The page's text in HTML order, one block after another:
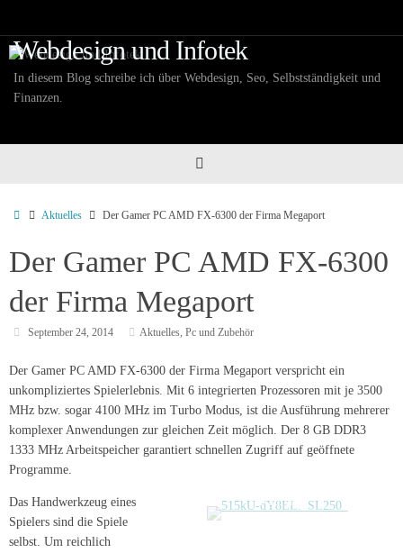
springen
Webdesign und Infotek
In diesem Blog schreibe ich über Webdesign, Seo, Selbstständigkeit und
Finanzen.
StartAktuelles Der Gamer PC AMD FX-6300 der Firma Megaport
Der Gamer PC AMD FX-6300
der Firma Megaport
September 24, 2014 Aktuelles,Pc und Zubehör
Der Gamer PC AMD FX-6300 der Firma Megaport verspricht ein
unkompliziertes Spielerlebnis. Mit 6 integrierten Prozessoren mit je 3500
MHz bzw. sogar 4100 MHz im Turbo Modus, ist die Ausführung mehrerer
komplexer Anwendungen zur gleichen Zeit möglich. Der 8 GB DDR3
1333 MHz Arbeitspeicher garantiert schnellen Zugriff auf geöffnete
Programme.
Kaufen
Das Handwerkzeug eines
Spielers sind die Spiele
selbst. Um reichlich